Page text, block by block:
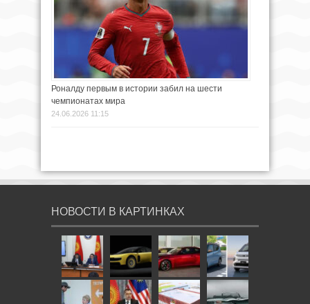
Роналду первым в истории забил на шести
чемпионатах мира
24.06.2026 11:15
НОВОСТИ В КАРТИНКАХ